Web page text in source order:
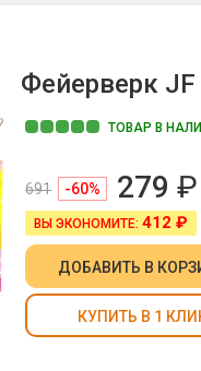
Фейерверк
ТОВАР В
691 -60% 279 ₽
ВЫ ЭКОНОМИТЕ:412 ₽
ДОБАВИТЬ В
КУПИТЬ В 1